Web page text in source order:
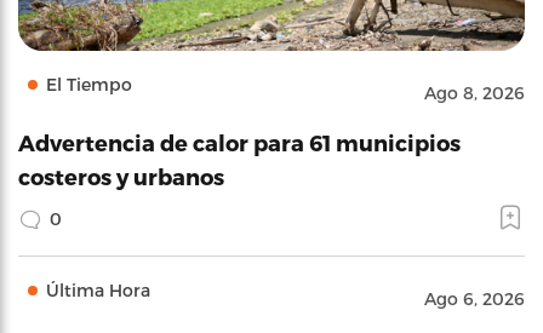
El Tiempo Ago 8, 2026
Advertencia de calor para 61 municipios
costeros y urbanos
0
Última Hora Ago 6, 2026